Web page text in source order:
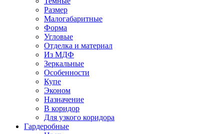
Размер
Малогабаритные
Форма
Угловые
Отделка и материал
Из МДФ
Зеркальные
Особенности
Купе
Эконом
Назначение
В коридор
Для узкого коридора
Гардеробные